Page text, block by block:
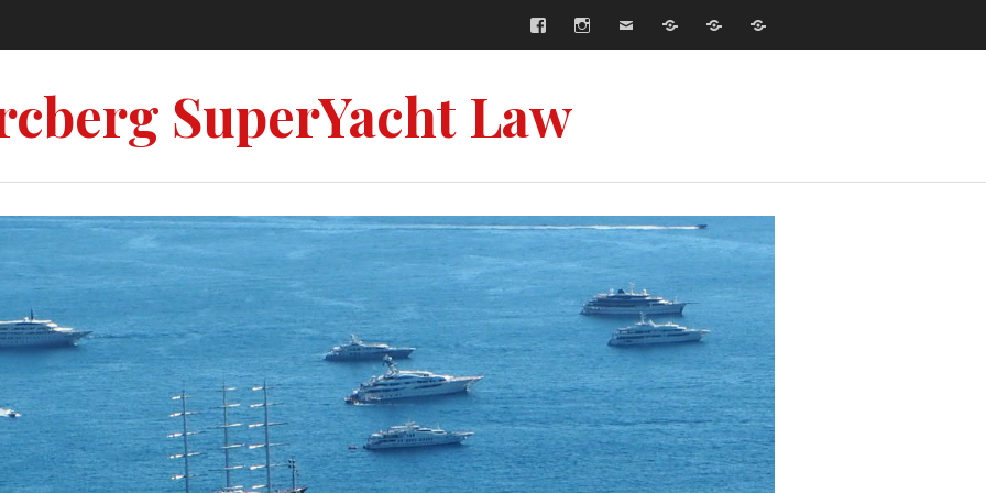
FacebookInstagram
E-
mail
Współpraca
Strona
główna
SuperYacht Law